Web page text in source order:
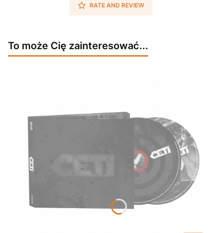
RATE AND REVIEW
To może Cię zainteresować...